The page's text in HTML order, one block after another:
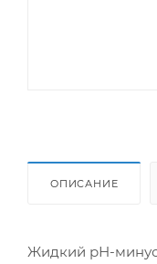
ОПИСАНИЕ
Жидкий рН-минус